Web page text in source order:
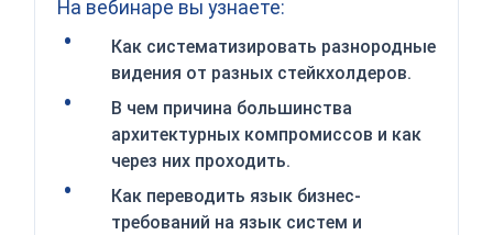
На вебинаре вы узнаете:
Как систематизировать разнородные
видения от разных стейкхолдеров.
В чем причина большинства
архитектурных компромиссов и как
через них проходить.
Как переводить язык бизнес-
требований на язык систем и